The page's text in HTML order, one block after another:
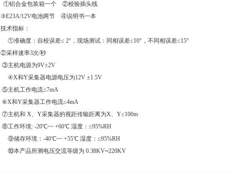
①铝合金包装箱一个 ②校验插头线
③E23A/12V电池两节 ④说明书一本
技术指标：
①准确度：自校误差≤ 2°，现场测试：同相误差≤10°，不同相误差≤15°
②采样速率3次/秒
③主机电源为9V±2V
④X和Y采集器电源电压为12V ±1.5V
⑤主机工作电流≤7mA
⑥X和Y采集器工作电流≤4mA
⑦主机和 X、Y采集器的视距传输距离为X、Y≤100m
⑧工作环境: -20℃┉ +60℃ 湿度：≤95%RH
⑨储存环境：-40℃┉ +55℃ 湿度：≤95%RH
⑩本产品所测电压交流等级为 0.38KV┉220KV